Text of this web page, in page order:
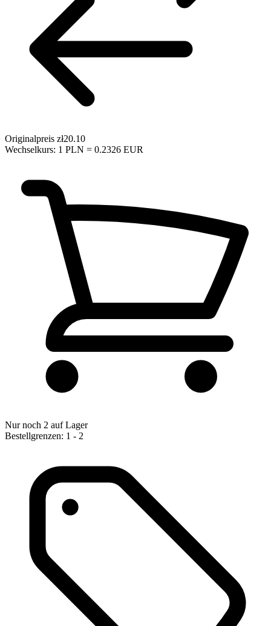
Originalpreis zł20.10
Wechselkurs: 1 PLN = 0.2326 EUR
Nur noch 2 auf Lager
Bestellgrenzen: 1 - 2